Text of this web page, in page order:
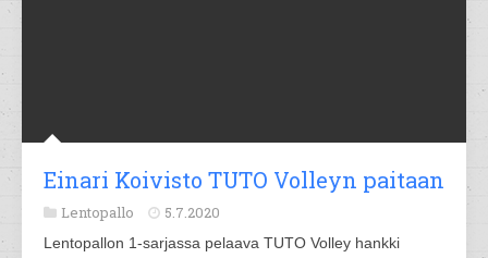
Einari Koivisto TUTO Volleyn paitaan
Lentopallo 5.7.2020
Lentopallon 1-sarjassa pelaava TUTO Volley hankki